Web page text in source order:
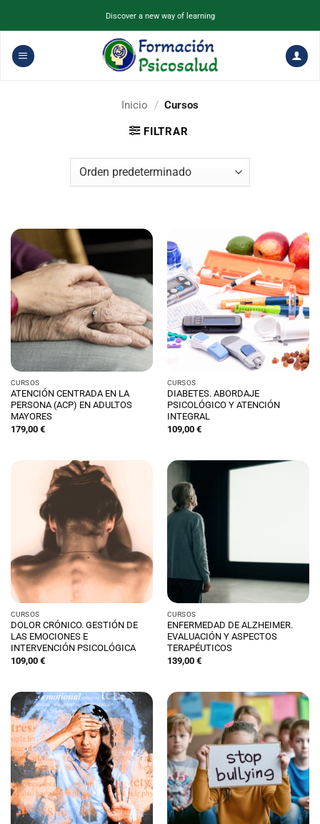
contenido
Discover a new way of learning
Inicio / Cursos
FILTRAR
CURSOS
ATENCIÓN CENTRADA EN LA
PERSONA (ACP) EN ADULTOS
MAYORES
179,00 €
CURSOS
DIABETES. ABORDAJE
PSICOLÓGICO Y ATENCIÓN
INTEGRAL
109,00 €
CURSOS
DOLOR CRÓNICO. GESTIÓN DE
LAS EMOCIONES E
INTERVENCIÓN PSICOLÓGICA
109,00 €
CURSOS
ENFERMEDAD DE ALZHEIMER.
EVALUACIÓN Y ASPECTOS
TERAPÉUTICOS
139,00 €